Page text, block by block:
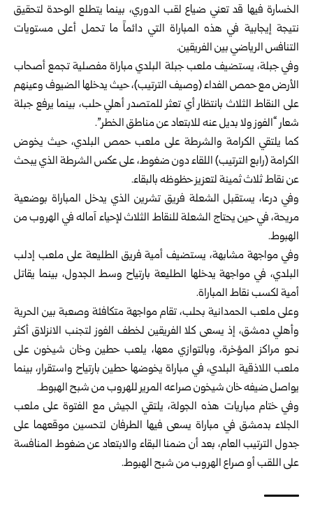
الخسارة فيها قد تعني ضياع لقب الدوري، بينما يتطلع الوحدة لتحقيق
‏نتيجة إيجابية في هذه المباراة التي دائماً ما تحمل أعلى مستويات
التنافس الرياضي بين ‏الفريقين.‏
وفي جبلة، يستضيف ملعب جبلة البلدي مباراة مفصلية تجمع أصحاب
الأرض مع حمص ‏الفداء (وصيف الترتيب)، حيث يدخلها الضيوف وعينهم
على النقاط الثلاث بانتظار أي ‏تعثر للمتصدر أهلي حلب، بينما يرفع جبلة
شعار “الفوز ولا بديل عنه للابتعاد عن ‏مناطق الخطر”. ‏
كما يلتقي الكرامة والشرطة على ملعب حمص البلدي، حيث يخوض
الكرامة (رابع ‏الترتيب) اللقاء دون ضغوط، على عكس الشرطة الذي يبحث
عن نقاط ثلاث ثمينة ‏لتعزيز حظوظه بالبقاء.‏
وفي درعا، يستقبل الشعلة فريق تشرين الذي يدخل المباراة بوضعية
مريحة، في حين ‏يحتاج الشعلة للنقاط الثلاث لإحياء آماله في الهروب من
الهبوط.‏
وفي مواجهة مشابهة، يستضيف أمية فريق الطليعة على ملعب إدلب
البلدي، في مواجهة ‏يدخلها الطليعة بارتياح وسط الجدول، بينما يقاتل
أمية لكسب نقاط المباراة.‏
وعلى ملعب الحمدانية بحلب، تقام مواجهة متكافئة وصعبة بين الحرية
وأهلي دمشق، إذ ‏يسعى كلا الفريقين لخطف الفوز لتجنب الانزلاق أكثر
نحو مراكز المؤخرة، وبالتوازي ‏معها، يلعب حطين وخان شيخون على
ملعب اللاذقية البلدي، في مباراة يخوضها حطين ‏بارتياح واستقرار، بينما
يواصل ضيفه خان شيخون صراعه المرير للهروب من شبح ‏الهبوط.‏
وفي ختام مباريات هذه الجولة، يلتقي الجيش مع الفتوة على ملعب
الجلاء بدمشق في ‏مباراة يسعى فيها الطرفان لتحسين موقعهما على
جدول الترتيب العام، بعد أن ضمنا ‏البقاء والابتعاد عن ضغوط المنافسة
على اللقب أو صراع الهروب من شبح الهبوط.‏